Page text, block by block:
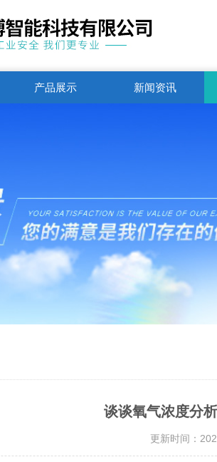
产品展示 新闻资讯
谈谈氧气浓度分
更新时间：